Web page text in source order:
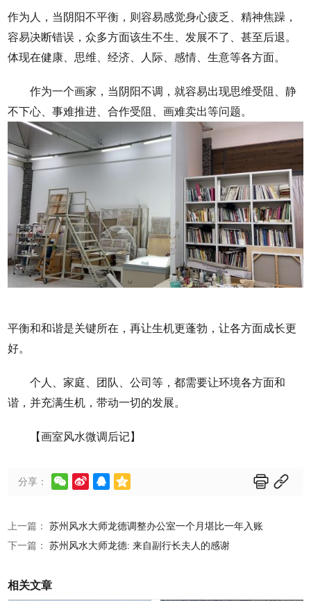
作为人，当阴阳不平衡，则容易感觉身心疲乏、精神焦躁，
容易决断错误，众多方面该生不生、发展不了、甚至后退。
体现在健康、思维、经济、人际、感情、生意等各方面。
作为一个画家，当阴阳不调，就容易出现思维受阻、静
不下心、事难推进、合作受阻、画难卖出等问题。
平衡和和谐是关键所在，再让生机更蓬勃，让各方面成长更
好。
个人、家庭、团队、公司等，都需要让环境各方面和
谐，并充满生机，带动一切的发展。
【画室风水微调后记】
分享：      
上一篇：苏州风水大师龙德调整办公室一个月堪比一年入账
下一篇：苏州风水大师龙德: 来自副行长夫人的感谢
相关文章